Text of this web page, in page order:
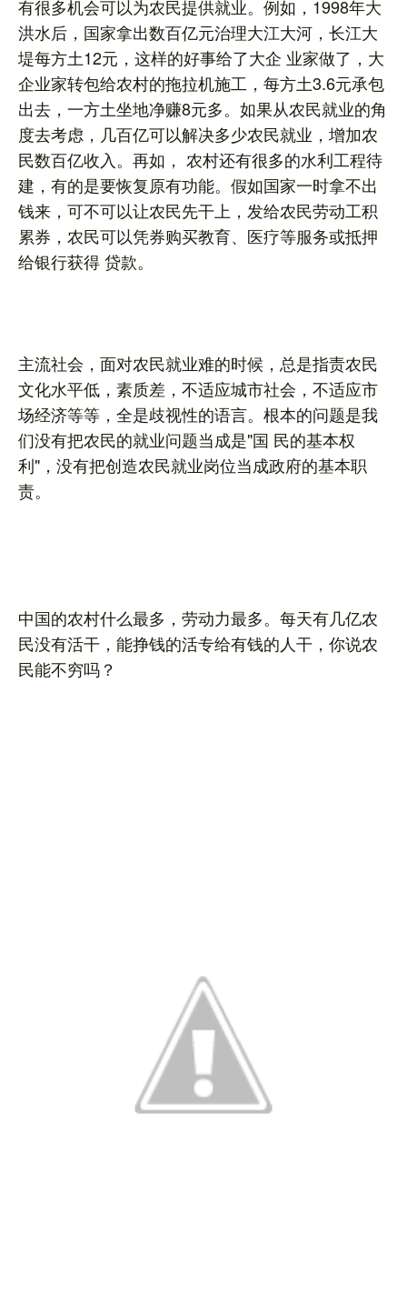
有很多机会可以为农民提供就业。例如，1998年大
洪水后，国家拿出数百亿元治理大江大河，长江大
堤每方土12元，这样的好事给了大企 业家做了，大
企业家转包给农村的拖拉机施工，每方土3.6元承包
出去，一方土坐地净赚8元多。如果从农民就业的角
度去考虑，几百亿可以解决多少农民就业，增加农
民数百亿收入。再如， 农村还有很多的水利工程待
建，有的是要恢复原有功能。假如国家一时拿不出
钱来，可不可以让农民先干上，发给农民劳动工积
累券，农民可以凭券购买教育、医疗等服务或抵押
给银行获得 贷款。
主流社会，面对农民就业难的时候，总是指责农民
文化水平低，素质差，不适应城市社会，不适应市
场经济等等，全是歧视性的语言。根本的问题是我
们没有把农民的就业问题当成是"国 民的基本权
利"，没有把创造农民就业岗位当成政府的基本职
责。
中国的农村什么最多，劳动力最多。每天有几亿农
民没有活干，能挣钱的活专给有钱的人干，你说农
民能不穷吗？